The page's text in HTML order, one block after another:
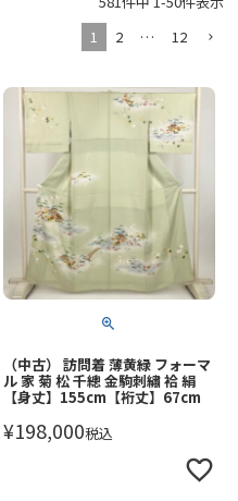
1
2 … 12
（中古） 訪問着 薄黄緑 フォーマ
ル 家 菊 松 千總 金駒刺繡 袷 絹
【身丈】155cm【裄丈】67cm
¥198,000税込